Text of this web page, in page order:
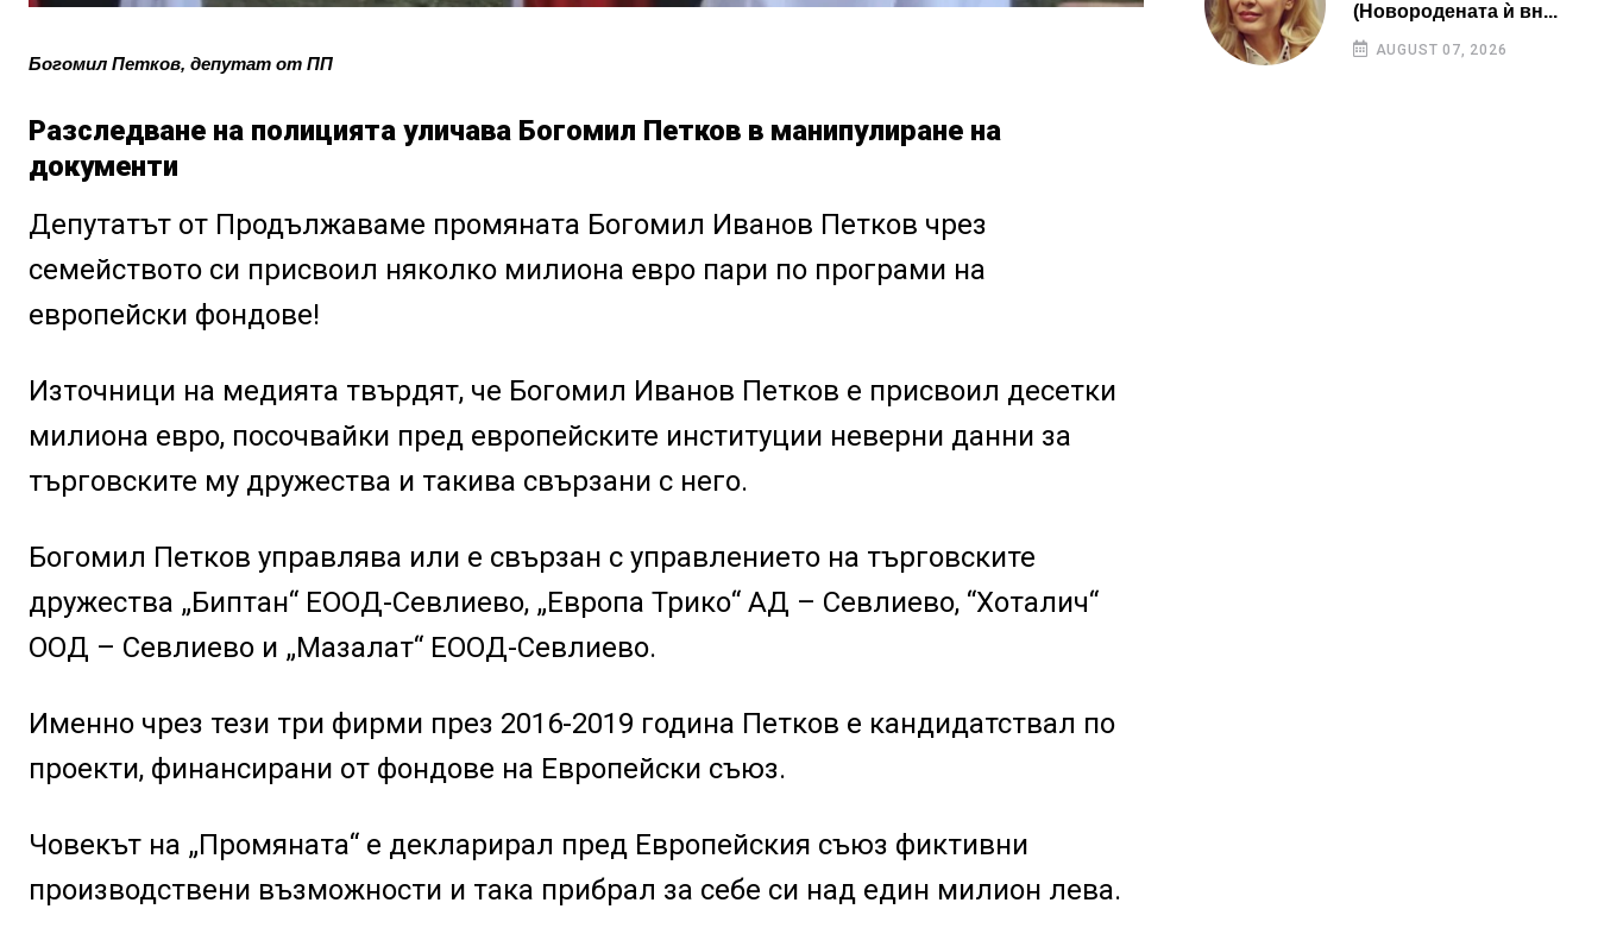
Богомил Петков, депутат от ПП
Разследване на полицията уличава Богомил Петков в манипулиране на
документи
Депутатът от Продължаваме промяната Богомил Иванов Петков чрез
семейството си присвоил няколко милиона евро пари по програми на
европейски фондове!
Източници на медията твърдят, че Богомил Иванов Петков е присвоил десетки
милиона евро, посочвайки пред европейските институции неверни данни за
търговските му дружества и такива свързани с него.
Богомил Петков управлява или е свързан с управлението на търговските
дружества „Биптан“ ЕООД-Севлиево, „Европа Трико“ АД – Севлиево, “Хоталич“
ООД – Севлиево и „Мазалат“ ЕООД-Севлиево.
Именно чрез тези три фирми през 2016-2019 година Петков е кандидатствал по
проекти, финансирани от фондове на Европейски съюз.
Човекът на „Промяната“ е декларирал пред Европейския съюз фиктивни
производствени възможности и така прибрал за себе си над един милион лева.
(Новородената ѝ вн...
AUGUST 07, 2026